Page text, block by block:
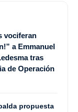
vociferan
a Emmanuel
tras
de Operación
propuesta